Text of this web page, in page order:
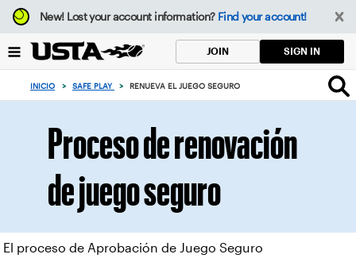
Enfoque
desde
botón
volver
principio
New!Lost your account information? Find your account!
JOIN SIGN IN
INICIO > SAFE PLAY > RENUEVA EL JUEGO SEGURO
Proceso de renovación
de juego seguro
El proceso de Aprobación de Juego Seguro